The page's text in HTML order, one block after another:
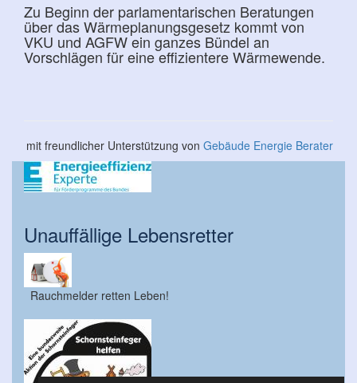
Zu Beginn der parlamentarischen Beratungen
über das Wärmeplanungsgesetz kommt von
VKU und AGFW ein ganzes Bündel an
Vorschlägen für eine effizientere Wärmewende.
mit freundlicher Unterstützung von Gebäude Energie Berater
Unauffällige Lebensretter
Rauchmelder retten Leben!